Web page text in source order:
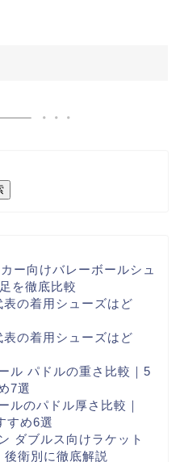
ー向けバレーボールシュ
を徹底比較
の着用シューズはど
の着用シューズはど
ル パドルの重さ比較｜5
7選
ルのパドル厚さ比較｜
すめ6選
ダブルス向けラケット
衛別に徹底解説